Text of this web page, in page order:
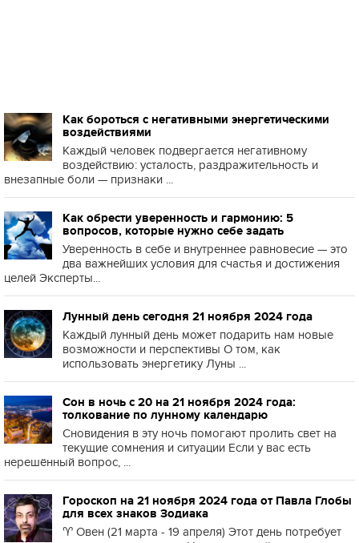
Как бороться с негативными энергетическими
воздействиями
Каждый человек подвергается негативному
воздействию: усталость, раздражительность и
внезапные боли — признаки ...
Как обрести уверенность и гармонию: 5
вопросов, которые нужно себе задать
Уверенность в себе и внутреннее равновесие — это
два важнейших условия для счастья и достижения
целей Эксперты...
Лунный день сегодня 21 ноября 2024 года
Каждый лунный день может подарить нам новые
возможности и перспективы О том, как
использовать энергетику Луны ...
Сон в ночь с 20 на 21 ноября 2024 года:
толкование по лунному календарю
Сновидения в эту ночь помогают пролить свет на
текущие сомнения и ситуации Если у вас есть
нерешённый вопрос, ...
Гороскоп на 21 ноября 2024 года от Павла Глобы
для всех знаков Зодиака
♈️ Овен (21 марта - 19 апреля) Этот день потребует